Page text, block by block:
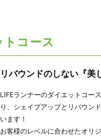
コース
リバウンドのしない『美
LIFEランナーのダイエットコー
り、シェイプアップとリバウン
います！
お客様のレベルに合わせたオリ